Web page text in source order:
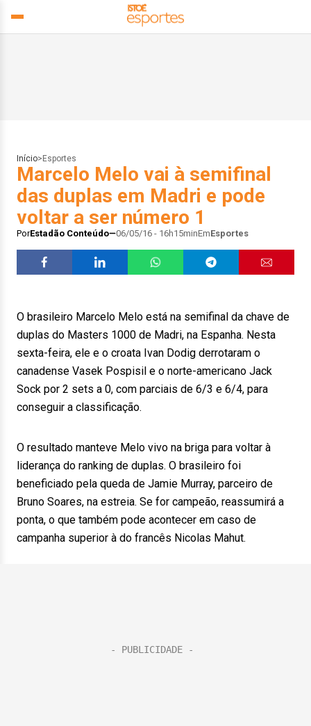
Início> Esportes
Marcelo Melo vai à semifinal
das duplas em Madri e pode
voltar a ser número 1
PorEstadão Conteúdo 06/05/16 - 16h15minEmEsportes
O brasileiro Marcelo Melo está na semifinal da chave de
duplas do Masters 1000 de Madri, na Espanha. Nesta
sexta-feira, ele e o croata Ivan Dodig derrotaram o
canadense Vasek Pospisil e o norte-americano Jack
Sock por 2 sets a 0, com parciais de 6/3 e 6/4, para
conseguir a classificação.
O resultado manteve Melo vivo na briga para voltar à
liderança do ranking de duplas. O brasileiro foi
beneficiado pela queda de Jamie Murray, parceiro de
Bruno Soares, na estreia. Se for campeão, reassumirá a
ponta, o que também pode acontecer em caso de
campanha superior à do francês Nicolas Mahut.